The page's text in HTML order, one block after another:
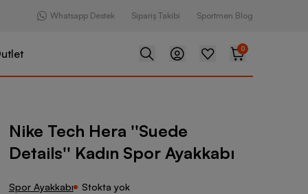
Whatsapp Destek Sipariş Takibi Sportmen Blog
0
''Suede Details'' Kadın Spor Ayakkabı
Nike Tech Hera ''Suede
Details'' Kadın Spor Ayakkabı
Spor Ayakkabı Stokta yok